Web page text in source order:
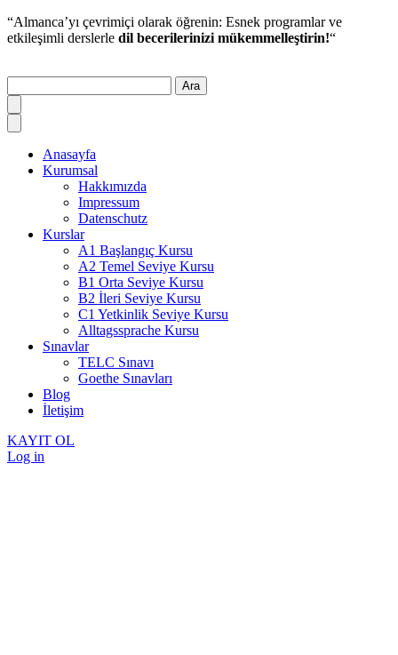
“Almanca’yı çevrimiçi olarak öğrenin: Esnek programlar ve
etkileşimli derslerle dil becerilerinizi mükemmelleştirin!“
Ara
Anasayfa
Kurumsal
Hakkımızda
Impressum
Datenschutz
Kurslar
A1 Başlangıç Kursu
A2 Temel Seviye Kursu
B1 Orta Seviye Kursu
B2 İleri Seviye Kursu
C1 Yetkinlik Seviye Kursu
Alltagssprache Kursu
Sınavlar
TELC Sınavı
Goethe Sınavları
Blog
İletişim
KAYIT OL
Log in